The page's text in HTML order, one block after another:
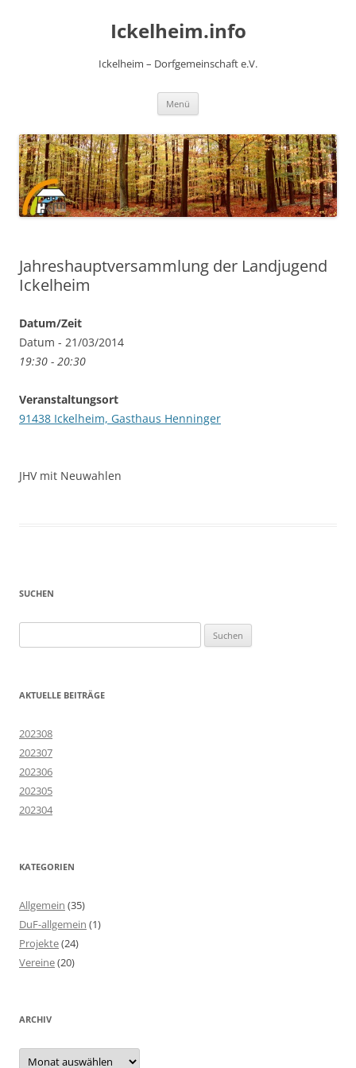
Ickelheim.info
Ickelheim – Dorfgemeinschaft e.V.
Menü
Jahreshauptversammlung der Landjugend
Ickelheim
Datum/Zeit
Datum - 21/03/2014
19:30 - 20:30
Veranstaltungsort
91438 Ickelheim, Gasthaus Henninger
JHV mit Neuwahlen
SUCHEN
nach:
AKTUELLE BEITRÄGE
202308
202307
202306
202305
202304
KATEGORIEN
Allgemein (35)
DuF-allgemein (1)
Projekte(24)
Vereine(20)
ARCHIV
Archiv